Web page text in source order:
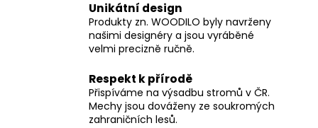
Unikátní design
Produkty zn. WOODILO byly navrženy
našimi designéry a jsou vyráběné
velmi precizně ručně.
Respekt k přírodě
Přispíváme na výsadbu stromů v ČR.
Mechy jsou dováženy ze soukromých
zahraničních lesů.